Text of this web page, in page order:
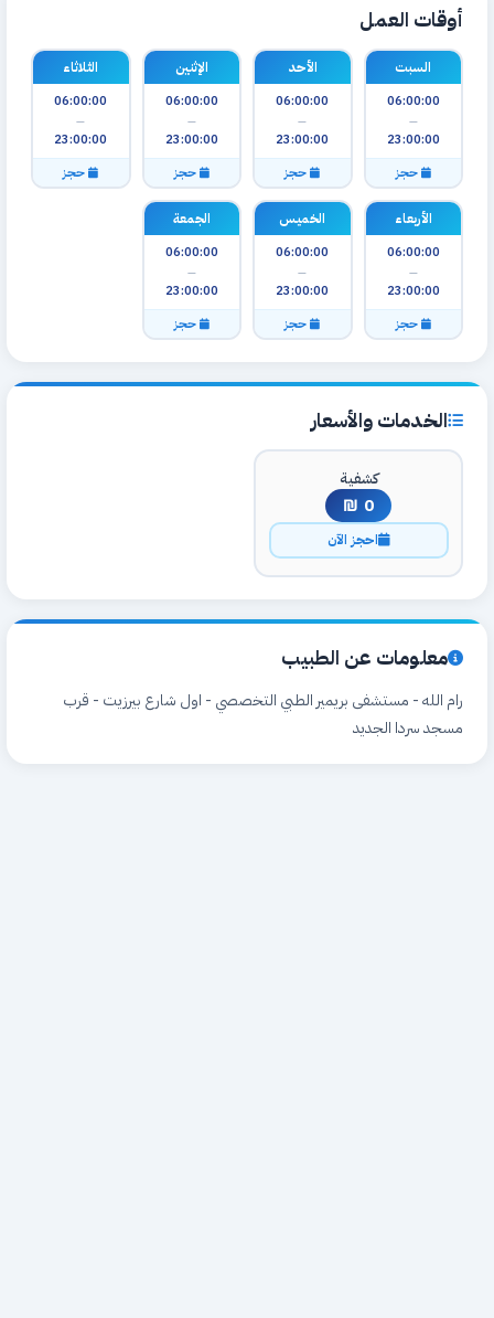
أوقات العمل
السبت
06:00:00
—
23:00:00
حجز
الأحد
06:00:00
—
23:00:00
حجز
الإثنين
06:00:00
—
23:00:00
حجز
الثلاثاء
06:00:00
—
23:00:00
حجز
الأربعاء
06:00:00
—
23:00:00
حجز
الخميس
06:00:00
—
23:00:00
حجز
الجمعة
06:00:00
—
23:00:00
حجز
الخدمات والأسعار
كشفية
0 ₪
احجز الآن
معلومات عن الطبيب
رام الله - مستشفى بريمير الطبي التخصصي - اول شارع بيرزيت - قرب
مسجد سردا الجديد